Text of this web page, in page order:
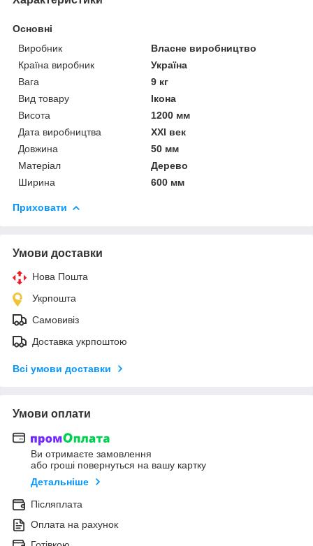
Основні
Виробник
Власне виробництво
Країна виробник
Україна
Вага
9 кг
Вид товару
Ікона
Висота
1200 мм
Дата виробництва
XXI век
Довжина
50 мм
Матеріал
Дерево
Ширина
600 мм
Приховати
Умови доставки
Нова Пошта
Укрпошта
Самовивіз
Доставка укрпоштою
Всі умови доставки
Умови оплати
Ви отримаєте замовлення
або гроші повернуться на вашу картку
Детальніше
Післяплата
Оплата на рахунок